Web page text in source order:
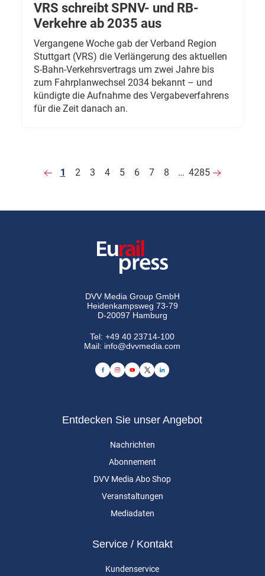
VRS schreibt SPNV- und RB-
Verkehre ab 2035 aus
Vergangene Woche gab der Verband Region
Stuttgart (VRS) die Verlängerung des aktuellen
S-Bahn-Verkehrsvertrags um zwei Jahre bis
zum Fahrplanwechsel 2034 bekannt – und
kündigte die Aufnahme des Vergabeverfahrens
für die Zeit danach an.
1 2 3 4 5 6 7 8 … 4285
DVV Media Group GmbH
Heidenkampsweg 73-79
D-20097 Hamburg
Tel:+49 40 23714-100
Mail: info@dvvmedia.com
Entdecken Sie unser Angebot
Nachrichten
Abonnement
DVV Media Abo Shop
Veranstaltungen
Mediadaten
Service / Kontakt
Kundenservice